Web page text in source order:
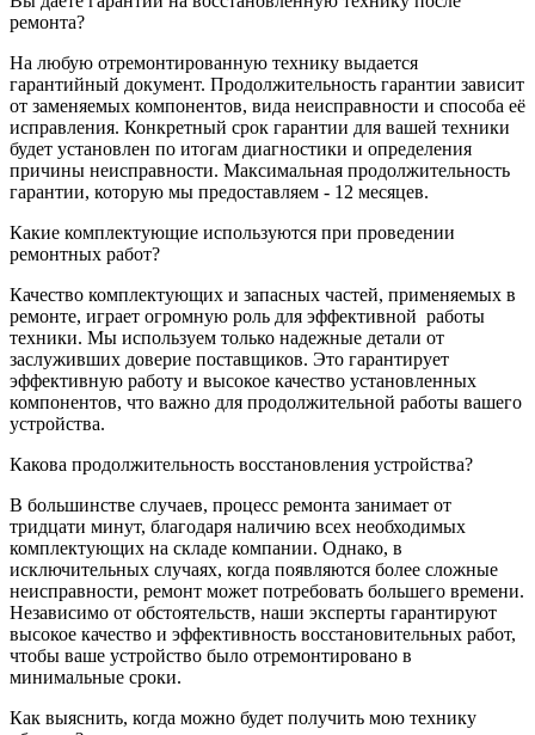
ремонта?
На любую отремонтированную технику выдается
гарантийный документ. Продолжительность гарантии зависит
от заменяемых компонентов, вида неисправности и способа её
исправления. Конкретный срок гарантии для вашей техники
будет установлен по итогам диагностики и определения
причины неисправности. Максимальная продолжительность
гарантии, которую мы предоставляем - 12 месяцев.
Какие комплектующие используются при проведении
ремонтных работ?
Качество комплектующих и запасных частей, применяемых в
ремонте, играет огромную роль для эффективной работы
техники. Мы используем только надежные детали от
заслуживших доверие поставщиков. Это гарантирует
эффективную работу и высокое качество установленных
компонентов, что важно для продолжительной работы вашего
устройства.
Какова продолжительность восстановления устройства?
В большинстве случаев, процесс ремонта занимает от
тридцати минут, благодаря наличию всех необходимых
комплектующих на складе компании. Однако, в
исключительных случаях, когда появляются более сложные
неисправности, ремонт может потребовать большего времени.
Независимо от обстоятельств, наши эксперты гарантируют
высокое качество и эффективность восстановительных работ,
чтобы ваше устройство было отремонтировано в
минимальные сроки.
Как выяснить, когда можно будет получить мою технику